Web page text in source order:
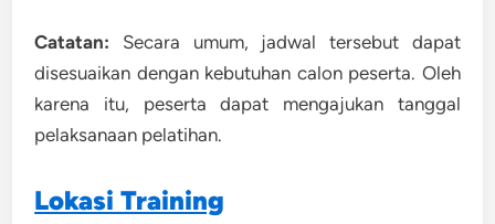
Catatan: Secara umum, jadwal tersebut dapat
disesuaikan dengan kebutuhan calon peserta. Oleh
karena itu, peserta dapat mengajukan tanggal
pelaksanaan pelatihan.
Lokasi Training